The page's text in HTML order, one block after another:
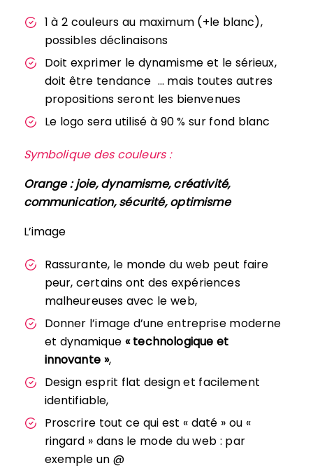
1 à 2 couleurs au maximum (+le blanc),
possibles déclinaisons
Doit exprimer le dynamisme et le sérieux,
doit être tendance … mais toutes autres
propositions seront les bienvenues
Le logo sera utilisé à 90 % sur fond blanc
Symbolique des couleurs :
Orange : joie, dynamisme, créativité,
communication, sécurité, optimisme
L’image
Rassurante, le monde du web peut faire
peur, certains ont des expériences
malheureuses avec le web,
Donner l’image d’une entreprise moderne
et dynamique « technologique et
innovante »,
Design esprit flat design et facilement
identifiable,
Proscrire tout ce qui est « daté » ou «
ringard » dans le mode du web : par
exemple un @